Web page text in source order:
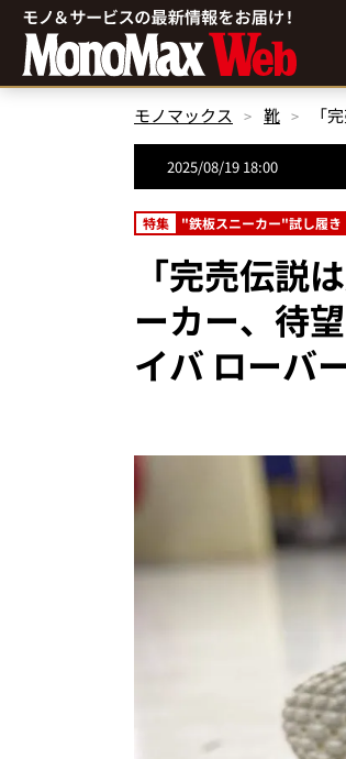
モノマックス 靴
2025/08/19 18:00
特集 "鉄板スニーカー"試し履き
「完売伝説
ーカー、待
イバ ローバ